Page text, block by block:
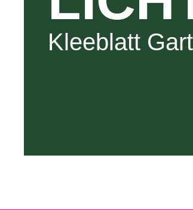
Kleeblatt